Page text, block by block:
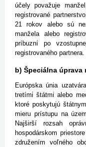
účely považuje
registrované
21 rokov alebo sú
manžela alebo
príbuzní po
registrovaného partnera.
b) Špeciálna úprava
Európska únia
tretími štátmi alebo
ktoré poskytujú
mieru prístupu na
Najširší rozsah
hospodárskom
združením voľného